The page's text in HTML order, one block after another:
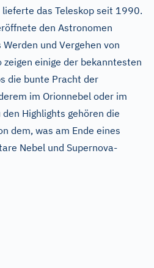
das Teleskop seit 1990.
den Astronomen
und Vergehen von
zeigen einige der bekanntesten
die bunte Pracht der
im Orionnebel oder im
Highlights gehören die
dem, was am Ende eines
Nebel und Supernova-